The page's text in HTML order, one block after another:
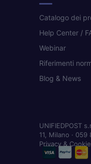
Catalogo dei
Help Center /
Webinar
Riferimenti
Blog & News
UNIFIEDPOST
11, Milano ·
Privacy & Cookie